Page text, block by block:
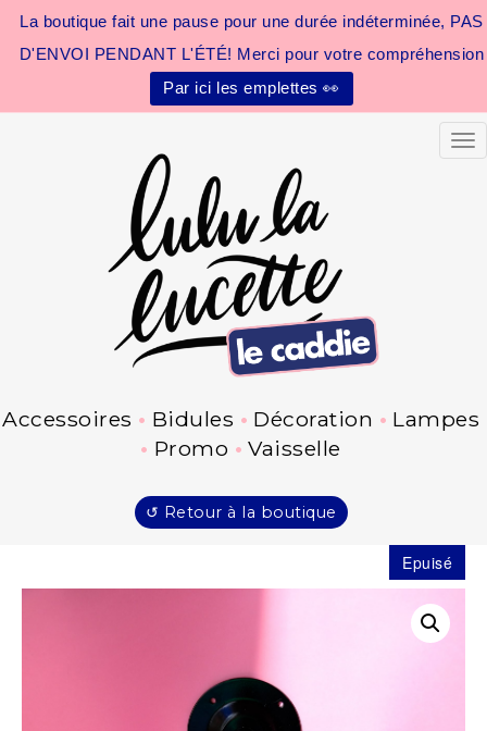
La boutique fait une pause pour une durée indéterminée, PAS
D'ENVOI PENDANT L'ÉTÉ! Merci pour votre compréhension
Par ici les emplettes 👀
Accessoires Bidules Décoration
Lampes
Promo
Vaisselle
↺ Retour à la boutique
Epuisé